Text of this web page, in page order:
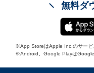
無料ダ
※App StoreはApple Inc.のサービ
※Android、Google PlayはGoogle